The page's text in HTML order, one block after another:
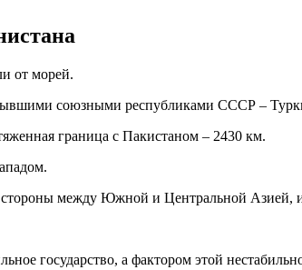
от морей.
союзными республиками СССР –
граница с Пакистаном – 2430 км.
стороны между Южной и Центральной
государство, а фактором этой